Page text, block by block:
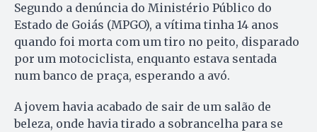
Segundo a denúncia do Ministério Público do
Estado de Goiás (MPGO), a vítima tinha 14 anos
quando foi morta com um tiro no peito, disparado
por um motociclista, enquanto estava sentada
num banco de praça, esperando a avó.
A jovem havia acabado de sair de um salão de
beleza, onde havia tirado a sobrancelha para se